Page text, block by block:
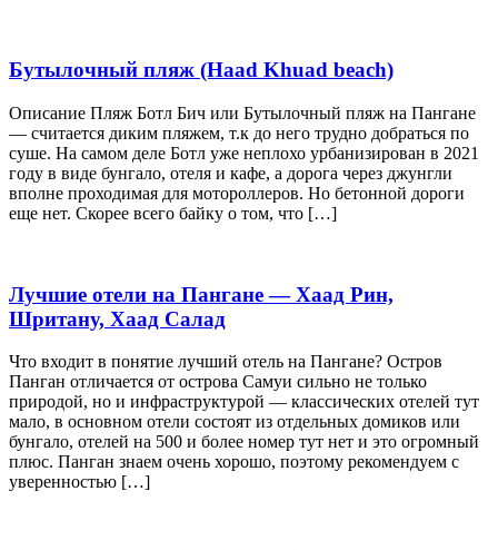
Бутылочный пляж (Haad Khuad beach)
Описание Пляж Ботл Бич или Бутылочный пляж на Пангане
— считается диким пляжем, т.к до него трудно добраться по
суше. На самом деле Ботл уже неплохо урбанизирован в 2021
году в виде бунгало, отеля и кафе, а дорога через джунгли
вполне проходимая для мотороллеров. Но бетонной дороги
еще нет. Скорее всего байку о том, что […]
Лучшие отели на Пангане — Хаад Рин,
Шритану, Хаад Салад
Что входит в понятие лучший отель на Пангане? Остров
Панган отличается от острова Самуи сильно не только
природой, но и инфраструктурой — классических отелей тут
мало, в основном отели состоят из отдельных домиков или
бунгало, отелей на 500 и более номер тут нет и это огромный
плюс. Панган знаем очень хорошо, поэтому рекомендуем с
уверенностью […]